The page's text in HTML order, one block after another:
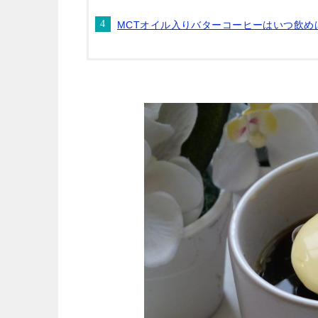
MCTオイル入りバターコーヒーはいつ飲め